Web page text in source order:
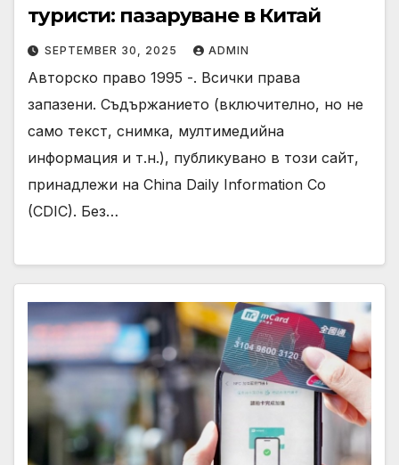
туристи: пазаруване в Китай
SEPTEMBER 30, 2025 ADMIN
Авторско право 1995 -. Всички права
запазени. Съдържанието (включително, но не
само текст, снимка, мултимедийна
информация и т.н.), публикувано в този сайт,
принадлежи на China Daily Information Co
(CDIC). Без…